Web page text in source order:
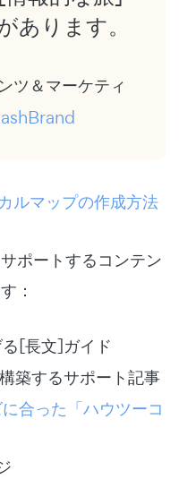
あります。
ツ＆マーケティ
ルマップの作成方法
ポートするコンテン
：
[長文]ガイド
築するサポート記事
合った「ハウツーコ